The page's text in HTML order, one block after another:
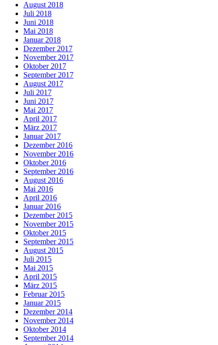
August 2018
Juli 2018
Juni 2018
Mai 2018
Januar 2018
Dezember 2017
November 2017
Oktober 2017
September 2017
August 2017
Juli 2017
Juni 2017
Mai 2017
April 2017
März 2017
Januar 2017
Dezember 2016
November 2016
Oktober 2016
September 2016
August 2016
Mai 2016
April 2016
Januar 2016
Dezember 2015
November 2015
Oktober 2015
September 2015
August 2015
Juli 2015
Mai 2015
April 2015
März 2015
Februar 2015
Januar 2015
Dezember 2014
November 2014
Oktober 2014
September 2014